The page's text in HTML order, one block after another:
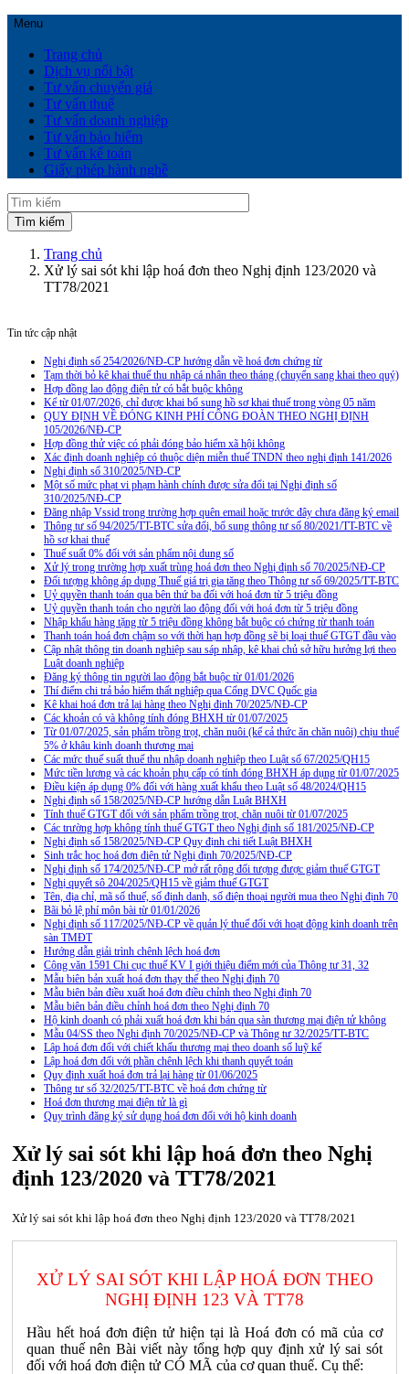
Menu
Trang chủ
Dịch vụ nổi bật
Tư vấn chuyển giá
Tư vấn thuế
Tư vấn doanh nghiệp
Tư vấn bảo hiểm
Tư vấn kế toán
Giấy phép hành nghề
Trang chủ
Xử lý sai sót khi lập hoá đơn theo Nghị định 123/2020 và
TT78/2021
Tin tức cập nhật
Nghị định số 254/2026/NĐ-CP hướng dẫn về hoá đơn chứng từ
Tạm thời bỏ kê khai thuế thu nhập cá nhân theo tháng (chuyển sang khai theo quý)
Hợp đồng lao động điện tử có bắt buộc không
Kể từ 01/07/2026, chỉ được khai bổ sung hồ sơ khai thuế trong vòng 05 năm
QUY ĐỊNH VỀ ĐÓNG KINH PHÍ CÔNG ĐOÀN THEO NGHỊ ĐỊNH
105/2026/NĐ-CP
Hợp đồng thử việc có phải đóng bảo hiểm xã hội không
Xác định doanh nghiệp có thuộc diện miễn thuế TNDN theo nghị định 141/2026
Nghị định số 310/2025/NĐ-CP
Một số mức phạt vi phạm hành chính được sửa đổi tại Nghị định số
310/2025/NĐ-CP
Đăng nhập Vssid trong trường hợp quên email hoặc trước đây chưa đăng ký email
Thông tư số 94/2025/TT-BTC sửa đổi, bổ sung thông tư số 80/2021/TT-BTC về
hồ sơ khai thuế
Thuế suất 0% đối với sản phẩm nội dung số
Xử lý trong trường hợp xuất trùng hoá đơn theo Nghị định số 70/2025/NĐ-CP
Đối tượng không áp dụng Thuế giá trị gia tăng theo Thông tư số 69/2025/TT-BTC
Uỷ quyền thanh toán qua bên thứ ba đối với hoá đơn từ 5 triệu đồng
Uỷ quyền thanh toán cho người lao động đối với hoá đơn từ 5 triệu đồng
Nhập khẩu hàng tặng từ 5 triệu đồng không bắt buộc có chứng từ thanh toán
Thanh toán hoá đơn chậm so với thời hạn hợp đồng sẽ bị loại thuế GTGT đầu vào
Cập nhật thông tin doanh nghiệp sau sáp nhập, kê khai chủ sở hữu hưởng lợi theo
Luật doanh nghiệp
Đăng ký thông tin người lao động bắt buộc từ 01/01/2026
Thí điểm chi trả bảo hiểm thất nghiệp qua Cổng DVC Quốc gia
Kê khai hoá đơn trả lại hàng theo Nghị định 70/2025/NĐ-CP
Các khoản có và không tính đóng BHXH từ 01/07/2025
Từ 01/07/2025, sản phẩm trồng trọt, chăn nuôi (kể cả thức ăn chăn nuôi) chịu thuế
5% ở khâu kinh doanh thương mại
Các mức thuế suất thuế thu nhập doanh nghiệp theo Luật số 67/2025/QH15
Mức tiền lương và các khoản phụ cấp có tính đóng BHXH áp dụng từ 01/07/2025
Điều kiện áp dụng 0% đối với hàng xuất khẩu theo Luật số 48/2024/QH15
Nghị định số 158/2025/NĐ-CP hướng dẫn Luật BHXH
Tính thuế GTGT đối với sản phẩm trồng trọt, chăn nuôi từ 01/07/2025
Các trường hợp không tính thuế GTGT theo Nghị định số 181/2025/NĐ-CP
Nghị định số 158/2025/NĐ-CP Quy định chi tiết Luật BHXH
Sinh trắc học hoá đơn điện tử Nghị định 70/2025/NĐ-CP
Nghị định số 174/2025/NĐ-CP mở rất rộng đối tượng được giảm thuế GTGT
Nghị quyết sô 204/2025/QH15 về giảm thuế GTGT
Tên, địa chỉ, mã số thuế, số định danh, số điện thoại người mua theo Nghị định 70
Bãi bỏ lệ phí môn bài từ 01/01/2026
Nghị định số 117/2025/NĐ-CP về quản lý thuế đối với hoạt động kinh doanh trên
sàn TMĐT
Hướng dẫn giải trình chênh lệch hoá đơn
Công văn 1591 Chi cục thuế KV I giới thiệu điểm mới của Thông tư 31, 32
Mẫu biên bản xuất hoá đơn thay thế theo Nghị định 70
Mẫu biên bản điều xuất hoá đơn điều chỉnh theo Nghị định 70
Mẫu biên bản điều chỉnh hoá đơn theo Nghị định 70
Hộ kinh doanh có phải xuất hoá đơn khi bán qua sàn thương mại điện tử không
Mẫu 04/SS theo Nghi định 70/2025/NĐ-CP và Thông tư 32/2025/TT-BTC
Lập hoá đơn đối với chiết khấu thương mại theo doanh số luỹ kế
Lập hoá đơn đối với phần chênh lệch khi thanh quyết toán
Quy định xuất hoá đơn trả lại hàng từ 01/06/2025
Thông tư số 32/2025/TT-BTC về hoá đơn chứng từ
Hoá đơn thương mại điện tử là gì
Quy trình đăng ký sử dụng hoá đơn đối với hộ kinh doanh
Xử lý sai sót khi lập hoá đơn theo Nghị
định 123/2020 và TT78/2021
Xử lý sai sót khi lập hoá đơn theo Nghị định 123/2020 và TT78/2021
XỬ LÝ SAI SÓT KHI LẬP HOÁ ĐƠN THEO
NGHỊ ĐỊNH 123 VÀ TT78
Hầu hết hoá đơn điện tử hiện tại là Hoá đơn có mã của cơ
quan thuế nên Bài viết này tổng hợp quy định xử lý sai sót
đối với hoá đơn điện tử CÓ MÃ của cơ quan thuế. Cụ thể: